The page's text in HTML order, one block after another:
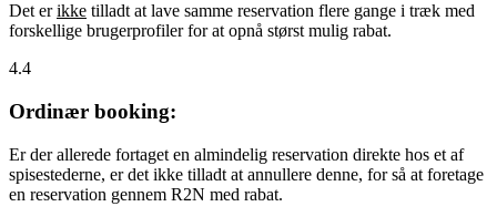
Det erikke tilladt at lave samme reservation flere gange i træk med
forskellige brugerprofiler for at opnå størst mulig rabat.
4.4
Ordinær booking:
Er der allerede fortaget en almindelig reservation direkte hos et af
spisestederne, er det ikke tilladt at annullere denne, for så at foretage
en reservation gennem R2N med rabat.